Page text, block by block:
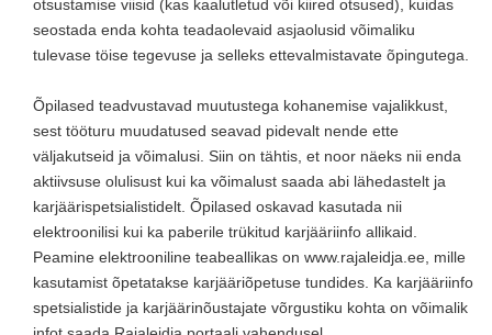
otsustamise viisid (kas kaalutletud või kiired otsused), kuidas
seostada enda kohta teadaolevaid asjaolusid võimaliku
tulevase töise tegevuse ja selleks ettevalmistavate õpingutega.
Õpilased teadvustavad muutustega kohanemise vajalikkust,
sest tööturu muudatused seavad pidevalt nende ette
väljakutseid ja võimalusi. Siin on tähtis, et noor näeks nii enda
aktiivsuse olulisust kui ka võimalust saada abi lähedastelt ja
karjäärispetsialistidelt. Õpilased oskavad kasutada nii
elektroonilisi kui ka paberile trükitud karjääriinfo allikaid.
Peamine elektrooniline teabeallikas on www.rajaleidja.ee, mille
kasutamist õpetatakse karjääriõpetuse tundides. Ka karjääriinfo
spetsialistide ja karjäärinõustajate võrgustiku kohta on võimalik